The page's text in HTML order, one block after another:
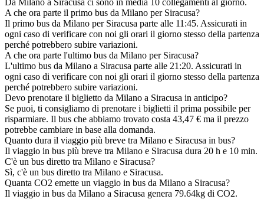
A che ora parte il primo bus da Milano per Siracusa?
Il primo bus da Milano per Siracusa parte alle 11:45. Assicurati in
ogni caso di verificare con noi gli orari il giorno stesso della partenza
perché potrebbero subire variazioni.
A che ora parte l'ultimo bus da Milano per Siracusa?
L'ultimo bus da Milano a Siracusa parte alle 21:20. Assicurati in
ogni caso di verificare con noi gli orari il giorno stesso della partenza
perché potrebbero subire variazioni.
Devo prenotare il biglietto da Milano a Siracusa in anticipo?
Se puoi, ti consigliamo di prenotare i biglietti il prima possibile per
risparmiare. Il bus che abbiamo trovato costa 43,47 € ma il prezzo
potrebbe cambiare in base alla domanda.
Quanto dura il viaggio più breve tra Milano e Siracusa in bus?
Il viaggio in bus più breve tra Milano e Siracusa dura 20 h e 10 min.
C'è un bus diretto tra Milano e Siracusa?
Sì, c'è un bus diretto tra Milano e Siracusa.
Quanta CO2 emette un viaggio in bus da Milano a Siracusa?
Il viaggio in bus da Milano a Siracusa genera 79.64kg di CO2.